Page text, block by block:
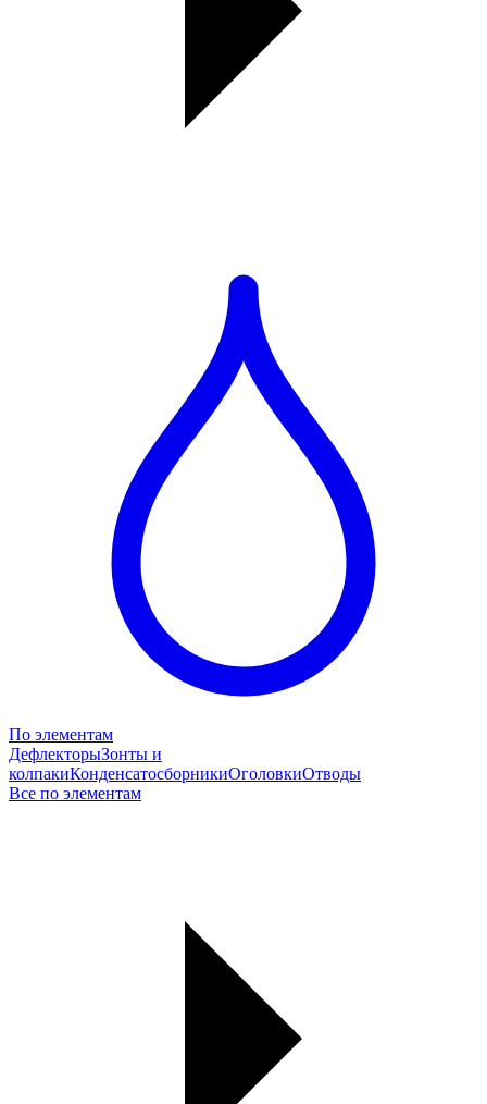
По элементам
ДефлекторыЗонты и
колпакиКонденсатосборникиОголовкиОтводы
Все по элементам